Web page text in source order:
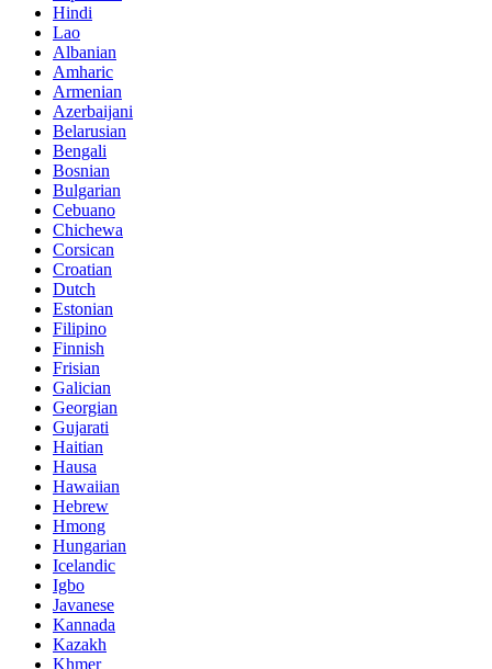
Hindi
Lao
Albanian
Amharic
Armenian
Azerbaijani
Belarusian
Bengali
Bosnian
Bulgarian
Cebuano
Chichewa
Corsican
Croatian
Dutch
Estonian
Filipino
Finnish
Frisian
Galician
Georgian
Gujarati
Haitian
Hausa
Hawaiian
Hebrew
Hmong
Hungarian
Icelandic
Igbo
Javanese
Kannada
Kazakh
Khmer